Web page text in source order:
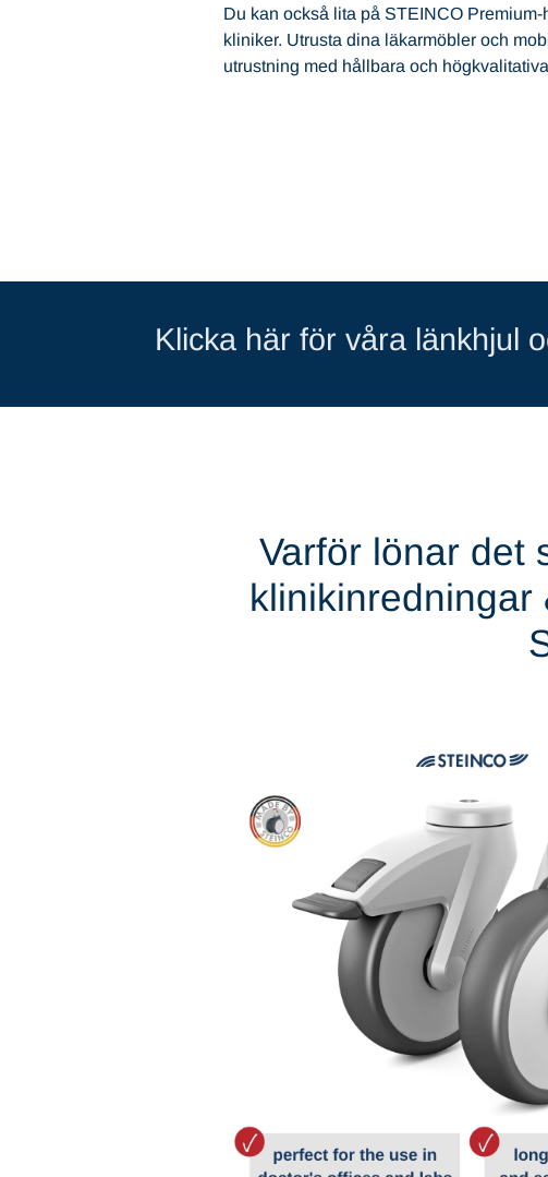
Du kan också lita på STEINCO
kliniker. Utrusta dina läkarmöbler och
utrustning med hållbara och
Klicka här för våra länkhjul
Varför lönar det
klinikinredningar